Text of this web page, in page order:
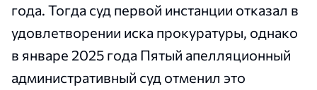
года. Тогда суд первой инстанции отказал в
удовлетворении иска прокуратуры, однако
в январе 2025 года Пятый апелляционный
административный суд отменил это